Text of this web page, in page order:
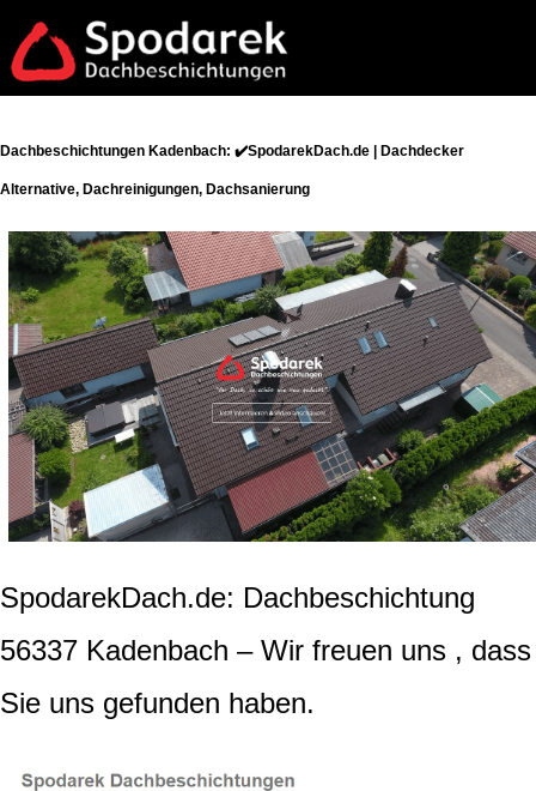
Dachbeschichtungen Kadenbach: ✔️SpodarekDach.de | Dachdecker
Alternative, Dachreinigungen, Dachsanierung
SpodarekDach.de: Dachbeschichtung
56337 Kadenbach – Wir freuen uns , dass
Sie uns gefunden haben.